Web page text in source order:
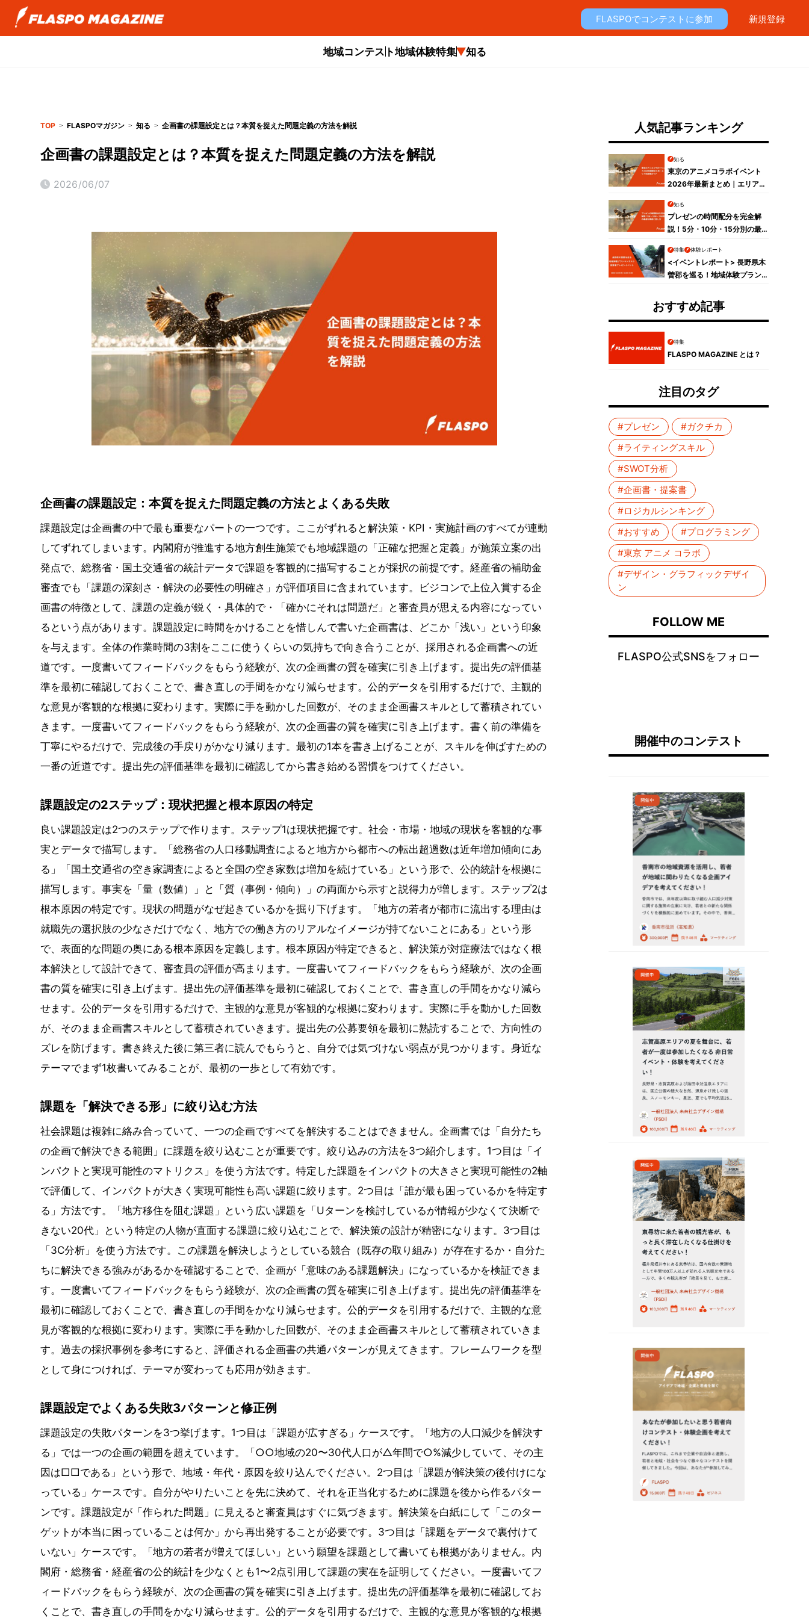
FLASPOでコンテストに参加 新規登録
地域コンテスト地域体験特集 知る
TOP FLASPOマガジン 知る 企画書の課題設定とは？本質を捉えた問題定義の方法を解説
企画書の課題設定とは？本質を捉えた問題定義の方法を解説
2026/06/07
企画書の課題設定：本質を捉えた問題定義の方法とよくある失敗
課題設定は企画書の中で最も重要なパートの一つです。ここがずれると解決策・KPI・実施計画のすべてが連動
してずれてしまいます。内閣府が推進する地方創生施策でも地域課題の「正確な把握と定義」が施策立案の出
発点で、総務省・国土交通省の統計データで課題を客観的に描写することが採択の前提です。経産省の補助金
審査でも「課題の深刻さ・解決の必要性の明確さ」が評価項目に含まれています。ビジコンで上位入賞する企
画書の特徴として、課題の定義が鋭く・具体的で・「確かにそれは問題だ」と審査員が思える内容になってい
るという点があります。課題設定に時間をかけることを惜しんで書いた企画書は、どこか「浅い」という印象
を与えます。全体の作業時間の3割をここに使うくらいの気持ちで向き合うことが、採用される企画書への近
道です。一度書いてフィードバックをもらう経験が、次の企画書の質を確実に引き上げます。提出先の評価基
準を最初に確認しておくことで、書き直しの手間をかなり減らせます。公的データを引用するだけで、主観的
な意見が客観的な根拠に変わります。実際に手を動かした回数が、そのまま企画書スキルとして蓄積されてい
きます。一度書いてフィードバックをもらう経験が、次の企画書の質を確実に引き上げます。書く前の準備を
丁寧にやるだけで、完成後の手戻りがかなり減ります。最初の1本を書き上げることが、スキルを伸ばすための
一番の近道です。提出先の評価基準を最初に確認してから書き始める習慣をつけてください。
課題設定の2ステップ：現状把握と根本原因の特定
良い課題設定は2つのステップで作ります。ステップ1は現状把握です。社会・市場・地域の現状を客観的な事
実とデータで描写します。「総務省の人口移動調査によると地方から都市への転出超過数は近年増加傾向にあ
る」「国土交通省の空き家調査によると全国の空き家数は増加を続けている」という形で、公的統計を根拠に
描写します。事実を「量（数値）」と「質（事例・傾向）」の両面から示すと説得力が増します。ステップ2は
根本原因の特定です。現状の問題がなぜ起きているかを掘り下げます。「地方の若者が都市に流出する理由は
就職先の選択肢の少なさだけでなく、地方での働き方のリアルなイメージが持てないことにある」という形
で、表面的な問題の奥にある根本原因を定義します。根本原因が特定できると、解決策が対症療法ではなく根
本解決として設計できて、審査員の評価が高まります。一度書いてフィードバックをもらう経験が、次の企画
書の質を確実に引き上げます。提出先の評価基準を最初に確認しておくことで、書き直しの手間をかなり減ら
せます。公的データを引用するだけで、主観的な意見が客観的な根拠に変わります。実際に手を動かした回数
が、そのまま企画書スキルとして蓄積されていきます。提出先の公募要領を最初に熟読することで、方向性の
ズレを防げます。書き終えた後に第三者に読んでもらうと、自分では気づけない弱点が見つかります。身近な
テーマでまず1枚書いてみることが、最初の一歩として有効です。
課題を「解決できる形」に絞り込む方法
社会課題は複雑に絡み合っていて、一つの企画ですべてを解決することはできません。企画書では「自分たち
の企画で解決できる範囲」に課題を絞り込むことが重要です。絞り込みの方法を3つ紹介します。1つ目は「イ
ンパクトと実現可能性のマトリクス」を使う方法です。特定した課題をインパクトの大きさと実現可能性の2軸
で評価して、インパクトが大きく実現可能性も高い課題に絞ります。2つ目は「誰が最も困っているかを特定す
る」方法です。「地方移住を阻む課題」という広い課題を「Uターンを検討しているが情報が少なくて決断で
きない20代」という特定の人物が直面する課題に絞り込むことで、解決策の設計が精密になります。3つ目は
「3C分析」を使う方法です。この課題を解決しようとしている競合（既存の取り組み）が存在するか・自分た
ちに解決できる強みがあるかを確認することで、企画が「意味のある課題解決」になっているかを検証できま
す。一度書いてフィードバックをもらう経験が、次の企画書の質を確実に引き上げます。提出先の評価基準を
最初に確認しておくことで、書き直しの手間をかなり減らせます。公的データを引用するだけで、主観的な意
見が客観的な根拠に変わります。実際に手を動かした回数が、そのまま企画書スキルとして蓄積されていきま
す。過去の採択事例を参考にすると、評価される企画書の共通パターンが見えてきます。フレームワークを型
として身につければ、テーマが変わっても応用が効きます。
課題設定でよくある失敗3パターンと修正例
課題設定の失敗パターンを3つ挙げます。1つ目は「課題が広すぎる」ケースです。「地方の人口減少を解決す
る」では一つの企画の範囲を超えています。「○○地域の20〜30代人口が△年間で○%減少していて、その主
因は□□である」という形で、地域・年代・原因を絞り込んでください。2つ目は「課題が解決策の後付けにな
っている」ケースです。自分がやりたいことを先に決めて、それを正当化するために課題を後から作るパター
ンです。課題設定が「作られた問題」に見えると審査員はすぐに気づきます。解決策を白紙にして「このター
ゲットが本当に困っていることは何か」から再出発することが必要です。3つ目は「課題をデータで裏付けて
いない」ケースです。「地方の若者が増えてほしい」という願望を課題として書いても根拠がありません。内
閣府・総務省・経産省の公的統計を少なくとも1〜2点引用して課題の実在を証明してください。一度書いてフ
ィードバックをもらう経験が、次の企画書の質を確実に引き上げます。提出先の評価基準を最初に確認してお
くことで、書き直しの手間をかなり減らせます。公的データを引用するだけで、主観的な意見が客観的な根拠
人気記事ランキング
知る
東京のアニメコラボイベント
2026年最新まとめ｜エリア別
知る
プレゼンの時間配分を完全解
説！5分・10分・15分別の最
特集 体験レポート
<イベントレポート> 長野県木
曽郡を巡る！地域体験プラン
ベントレポート
おすすめ記事
特集
FLASPO MAGAZINE とは？
注目のタグ
#プレゼン
#ガクチカ
#ライティングスキル
#SWOT分析
#企画書・提案書
#ロジカルシンキング
#おすすめ
#プログラミング
#東京 アニメ コラボ
#デザイン・グラフィックデザイ
ン
FOLLOW ME
FLASPO公式SNSをフォロー
開催中のコンテスト